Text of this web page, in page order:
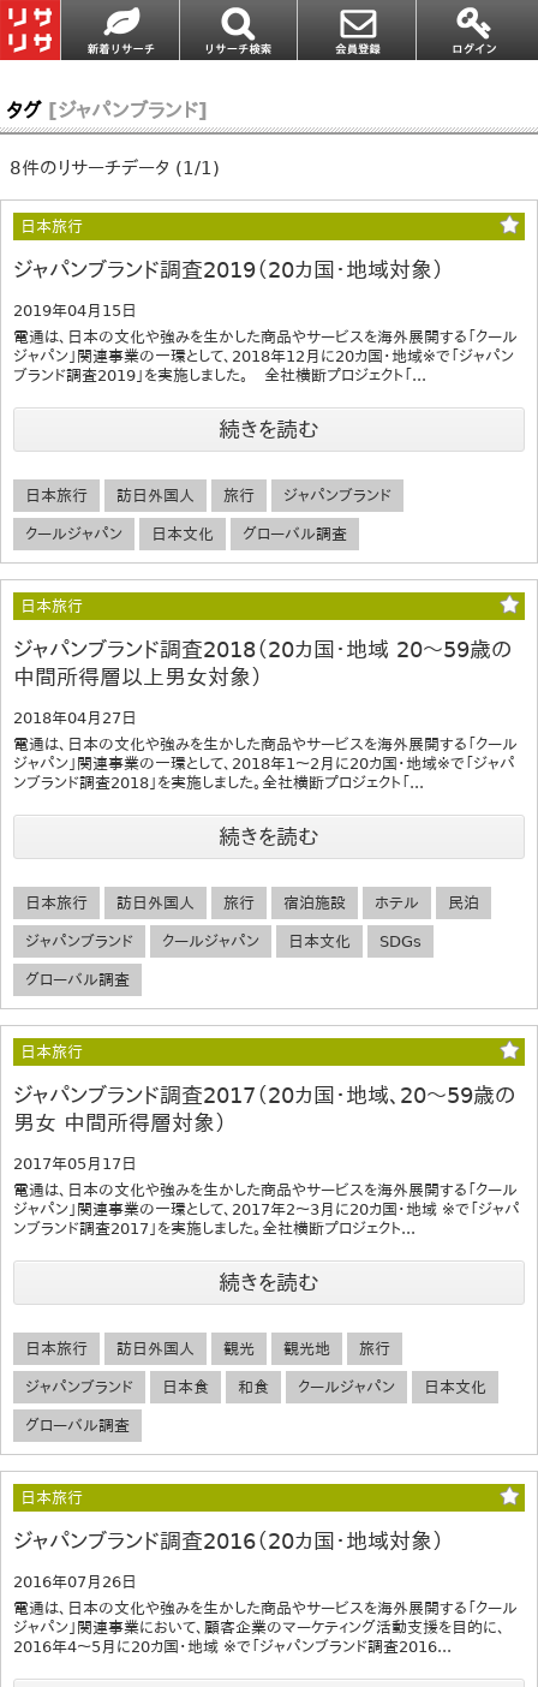
タグ [ジャパンブランド]
8件のリサーチデータ (1/1)
日本旅行
ジャパンブランド調査2019（20カ国・地域対象）
2019年04月15日
電通は、日本の文化や強みを生かした商品やサービスを海外展開する「クール
ジャパン」関連事業の一環として、2018年12月に20カ国・地域※で「ジャパン
ブランド調査2019」を実施しました。 全社横断プロジェクト「...
続きを読む
日本旅行 訪日外国人 旅行 ジャパンブランド
クールジャパン 日本文化 グローバル調査
日本旅行
ジャパンブランド調査2018（20カ国・地域 20～59歳の
中間所得層以上男女対象）
2018年04月27日
電通は、日本の文化や強みを生かした商品やサービスを海外展開する「クール
ジャパン」関連事業の一環として、2018年1～2月に20カ国・地域※で「ジャパ
ンブランド調査2018」を実施しました。全社横断プロジェクト「...
続きを読む
日本旅行 訪日外国人 旅行 宿泊施設 ホテル 民泊
ジャパンブランド クールジャパン 日本文化 SDGs
グローバル調査
日本旅行
ジャパンブランド調査2017（20カ国・地域、20～59歳の
男女 中間所得層対象）
2017年05月17日
電通は、日本の文化や強みを生かした商品やサービスを海外展開する「クール
ジャパン」関連事業の一環として、2017年2～3月に20カ国・地域 ※で「ジャパ
ンブランド調査2017」を実施しました。全社横断プロジェクト...
続きを読む
日本旅行 訪日外国人 観光 観光地 旅行
ジャパンブランド 日本食 和食 クールジャパン 日本文化
グローバル調査
日本旅行
ジャパンブランド調査2016（20カ国・地域対象）
2016年07月26日
電通は、日本の文化や強みを生かした商品やサービスを海外展開する「クール
ジャパン」関連事業において、顧客企業のマーケティング活動支援を目的に、
2016年4～5月に20カ国・地域 ※で「ジャパンブランド調査2016...